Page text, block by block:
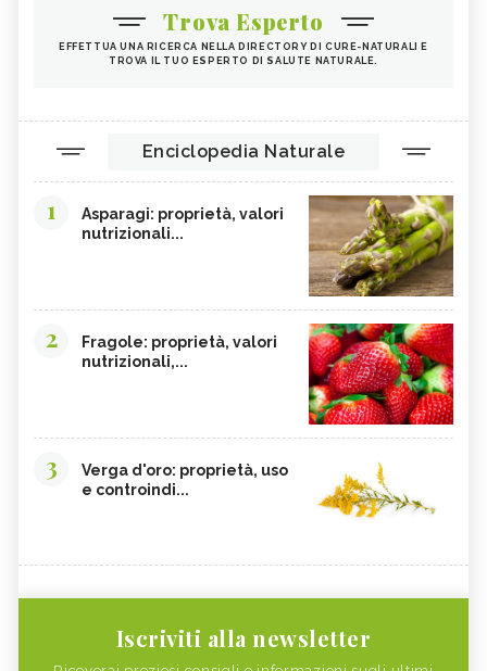
Trova Esperto
EFFETTUA UNA RICERCA NELLA DIRECTORY DI CURE-NATURALI E
TROVA IL TUO ESPERTO DI SALUTE NATURALE.
Enciclopedia Naturale
1
Asparagi: proprietà, valori
nutrizionali...
2
Fragole: proprietà, valori
nutrizionali,...
3
Verga d'oro: proprietà, uso
e controindi...
Iscriviti alla newsletter